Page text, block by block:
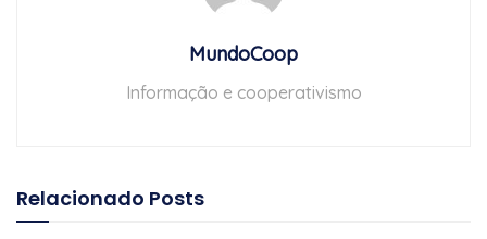
MundoCoop
Informação e cooperativismo
Relacionado Posts